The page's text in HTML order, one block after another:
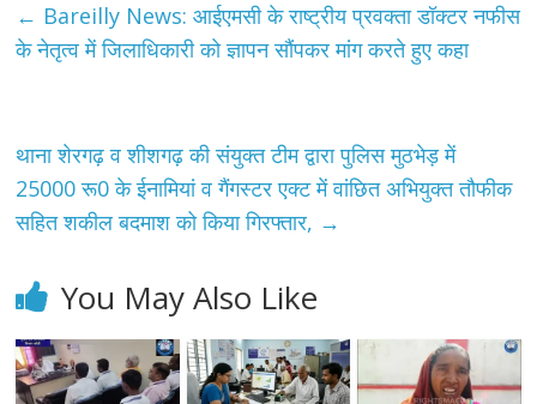
← Bareilly News: आईएमसी के राष्ट्रीय प्रवक्ता डॉक्टर नफीस
के नेतृत्व में जिलाधिकारी को ज्ञापन सौंपकर मांग करते हुए कहा
थाना शेरगढ़ व शीशगढ़ की संयुक्त टीम द्वारा पुलिस मुठभेड़ में
25000 रू0 के ईनामियां व गैंगस्टर एक्ट में वांछित अभियुक्त तौफीक
सहित शकील बदमाश को किया गिरफ्तार, →
You May Also Like